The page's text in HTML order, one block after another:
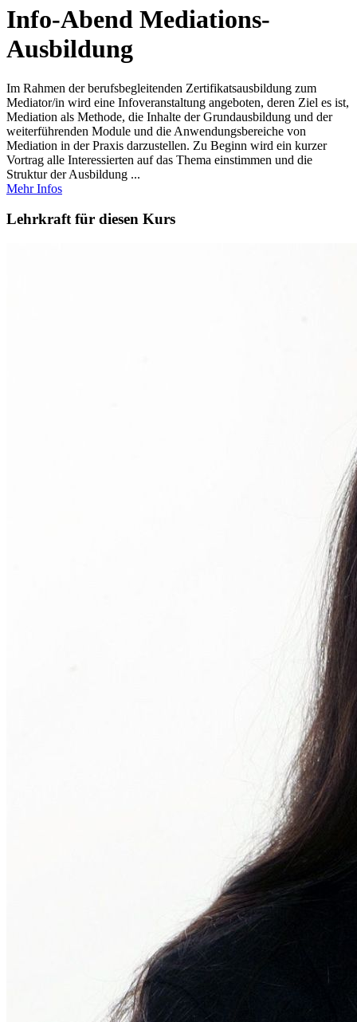
Info-Abend Mediations-
Ausbildung
Im Rahmen der berufsbegleitenden Zertifikatsausbildung zum
Mediator/in wird eine Infoveranstaltung angeboten, deren Ziel es ist,
Mediation als Methode, die Inhalte der Grundausbildung und der
weiterführenden Module und die Anwendungsbereiche von
Mediation in der Praxis darzustellen. Zu Beginn wird ein kurzer
Vortrag alle Interessierten auf das Thema einstimmen und die
Struktur der Ausbildung ...
Mehr Infos
Lehrkraft für diesen Kurs